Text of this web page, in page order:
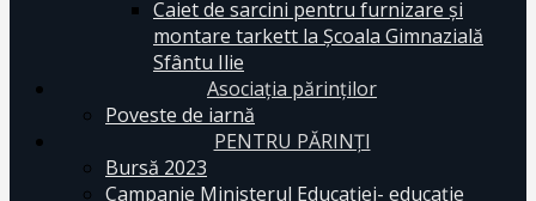
Caiet de sarcini pentru furnizare și
montare tarkett la Școala Gimnazială
Sfântu Ilie
Asociația părinților
Poveste de iarnă
PENTRU PĂRINȚI
Bursă 2023
Campanie Ministerul Educației- educație